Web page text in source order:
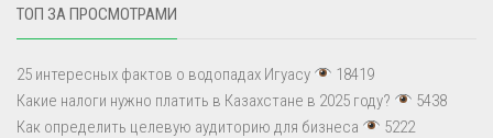
ТОП ЗА ПРОСМОТРАМИ
25 интересных фактов о водопадах Игуасу
18419
Какие налоги нужно платить в Казахстане в 2025 году?
5438
Как определить целевую аудиторию для бизнеса
5222